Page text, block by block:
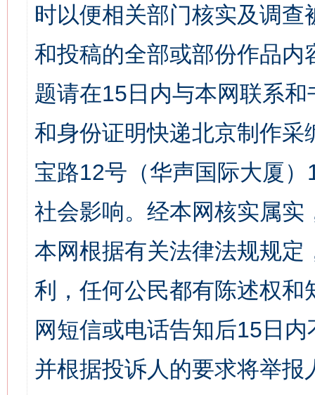
时以便相关部门核实及调
和投稿的全部或部份作品
题请在15日内与本网联系
和身份证明快递北京制作
宝路12号（华声国际大厦
社会影响。经本网核实属
本网根据有关法律法规规
利，任何公民都有陈述权
网短信或电话告知后15日
并根据投诉人的要求将举